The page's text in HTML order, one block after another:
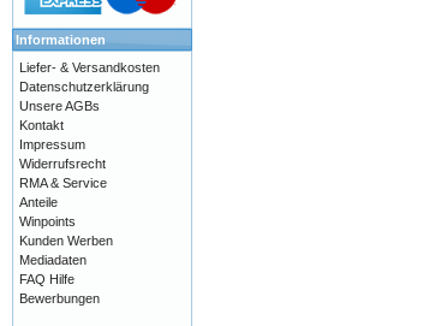
Informationen
Liefer- & Versandkosten
Datenschutzerklärung
Unsere AGBs
Kontakt
Impressum
Widerrufsrecht
RMA & Service
Anteile
Winpoints
Kunden Werben
Mediadaten
FAQ Hilfe
Bewerbungen